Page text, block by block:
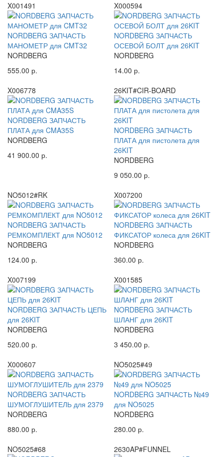
X001491
NORDBERG ЗАПЧАСТЬ
МАНОМЕТР для CMT32
NORDBERG
555.00 р.
X000594
NORDBERG ЗАПЧАСТЬ
ОСЕВОЙ БОЛТ для 26KIT
NORDBERG
14.00 р.
X006778
NORDBERG ЗАПЧАСТЬ
ПЛАТА для CMA35S
NORDBERG
41 900.00 р.
26KIT#CIR-BOARD
NORDBERG ЗАПЧАСТЬ
ПЛАТА для пистолета для
26KIT
NORDBERG
9 050.00 р.
NO5012#RK
NORDBERG ЗАПЧАСТЬ
РЕМКОМПЛЕКТ для NO5012
NORDBERG
124.00 р.
X007200
NORDBERG ЗАПЧАСТЬ
ФИКСАТОР колеса для 26KIT
NORDBERG
360.00 р.
X007199
NORDBERG ЗАПЧАСТЬ ЦЕПЬ
для 26KIT
NORDBERG
520.00 р.
X001585
NORDBERG ЗАПЧАСТЬ
ШЛАНГ для 26KIT
NORDBERG
3 450.00 р.
X000607
NORDBERG ЗАПЧАСТЬ
ШУМОГЛУШИТЕЛЬ для 2379
NORDBERG
880.00 р.
NO5025#49
NORDBERG ЗАПЧАСТЬ №49
для NO5025
NORDBERG
280.00 р.
NO5025#68
2630AP#FUNNEL